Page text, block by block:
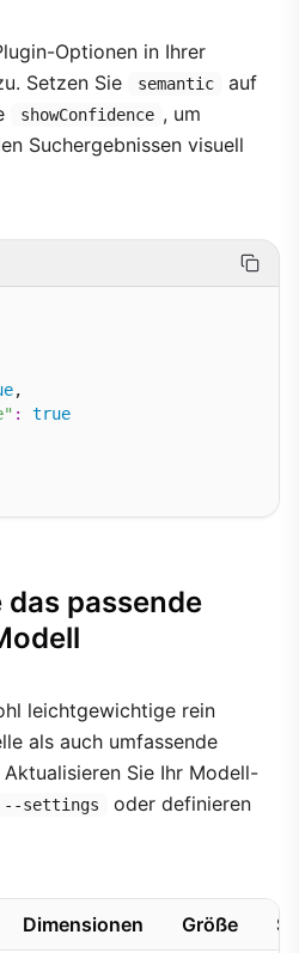
Optionen in Ihrer
Setzen Sie semantic auf
showConfidence , um
Suchergebnissen visuell
,
:
true
das passende
leichtgewichtige rein
als auch umfassende
Sie Ihr Modell-
--settings
oder definieren
Dimensionen Größe